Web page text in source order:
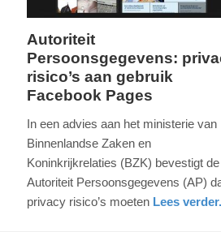
vrijdag,
19.
april
2024
-
14:47
Update:
Autoriteit
Persoonsgegevens:
risico’s aan gebruik
Facebook Pages
In een advies aan het ministerie van
Binnenlandse Zaken en
Koninkrijkrelaties (BZK) bevestigt de
Autoriteit Persoonsgegevens (AP)
privacy risico’s moeten Lees